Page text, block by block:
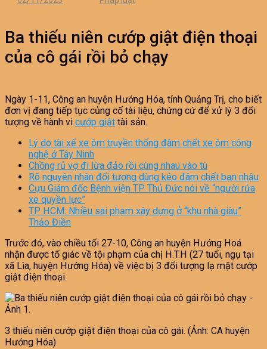
Ba thiếu niên cướp giật điện thoại
của cô gái rồi bỏ chạy
Ngày 1-11, Công an huyện Hướng Hóa, tỉnh Quảng Trị, cho biết
đơn vị đang tiếp tục củng cố tài liệu, chứng cứ để xử lý 3 đối
tượng về hành vi cướp giật tài sản.
Lý do tài xế xe ôm truyền thống đâm chết xe ôm công
nghệ ở Tây Ninh
Chồng rủ vợ đi lừa đảo rồi cùng nhau vào tù
Rõ nguyên nhân đối tượng dùng kéo đâm chết bạn nhậu
Cựu Giám đốc Bệnh viện TP Thủ Đức nói về “người rửa
xe quyền lực”
TP HCM: Nhiều sai phạm xây dựng ở “khu nhà giàu”
Thảo Điền
Trước đó, vào chiều tối 27-10, Công an huyện Hướng Hoá
nhận được tố giác về tội phạm của chị H.T.H (27 tuổi, ngụ tại
xã Lìa, huyện Hướng Hóa) về việc bị 3 đối tượng lạ mặt cướp
giật điện thoại.
3 thiếu niên cướp giật điện thoại của cô gái. (Ảnh: CA huyện
Hướng Hóa)